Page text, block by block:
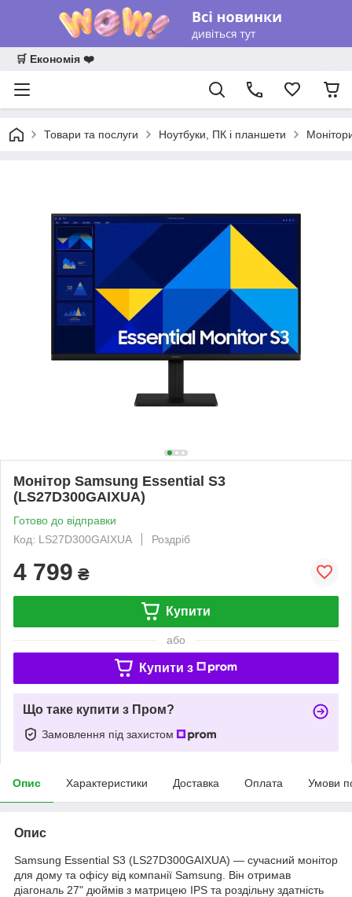
🛒 Економія ❤️
Товари та послуги Ноутбуки, ПК і планшети
Монітор Samsung Essential S3
(LS27D300GAIXUA)
Готово до відправки
Код: LS27D300GAIXUA
Роздріб
4 799 ₴
Купити
або
Купити з
Що таке купити з Пром?
Замовлення під захистом
Опис Характеристики Доставка Оплата Умови
Опис
Samsung Essential S3 (LS27D300GAIXUA) — сучасний монітор
для дому та офісу від компанії Samsung. Він отримав
діагональ 27" дюймів з матрицею IPS та роздільну здатність